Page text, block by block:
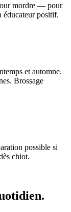
mordre — pour
éducateur positif.
et automne.
Brossage
possible si
chiot.